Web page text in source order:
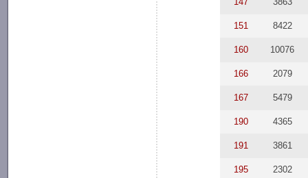
151 8422
160 10076
166 2079
167 5479
190 4365
191 3861
195 2302